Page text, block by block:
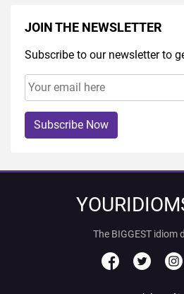
JOIN THE NEWSLETTER
Subscribe to our newsletter to
Subscribe Now
The BIGGEST idiom